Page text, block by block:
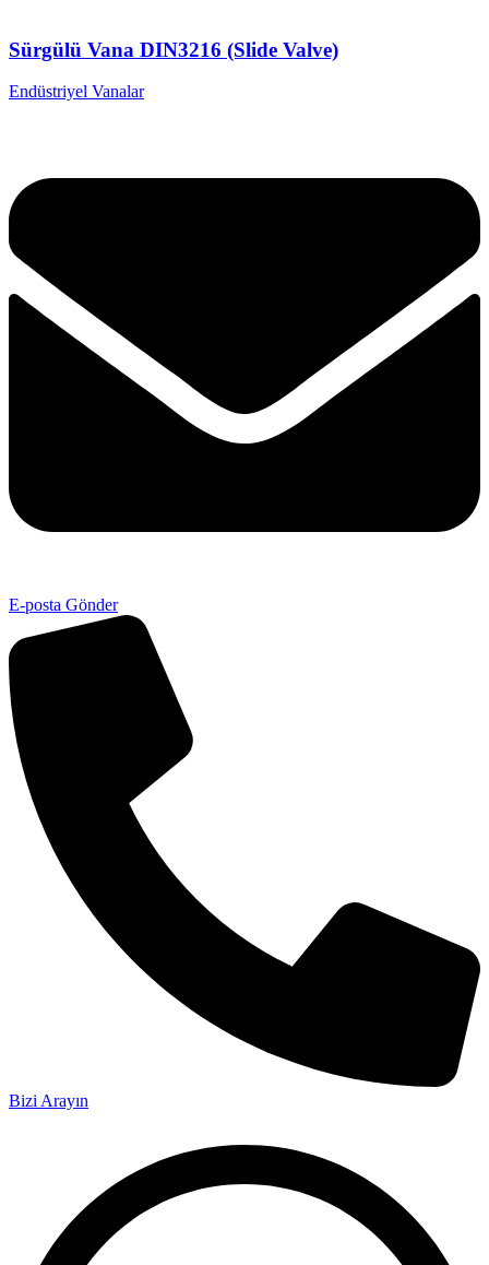
Sürgülü Vana DIN3216 (Slide Valve)
Endüstriyel Vanalar
E-posta Gönder
Bizi Arayın